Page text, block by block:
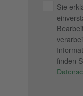
(erforderlich)
Sie
finden